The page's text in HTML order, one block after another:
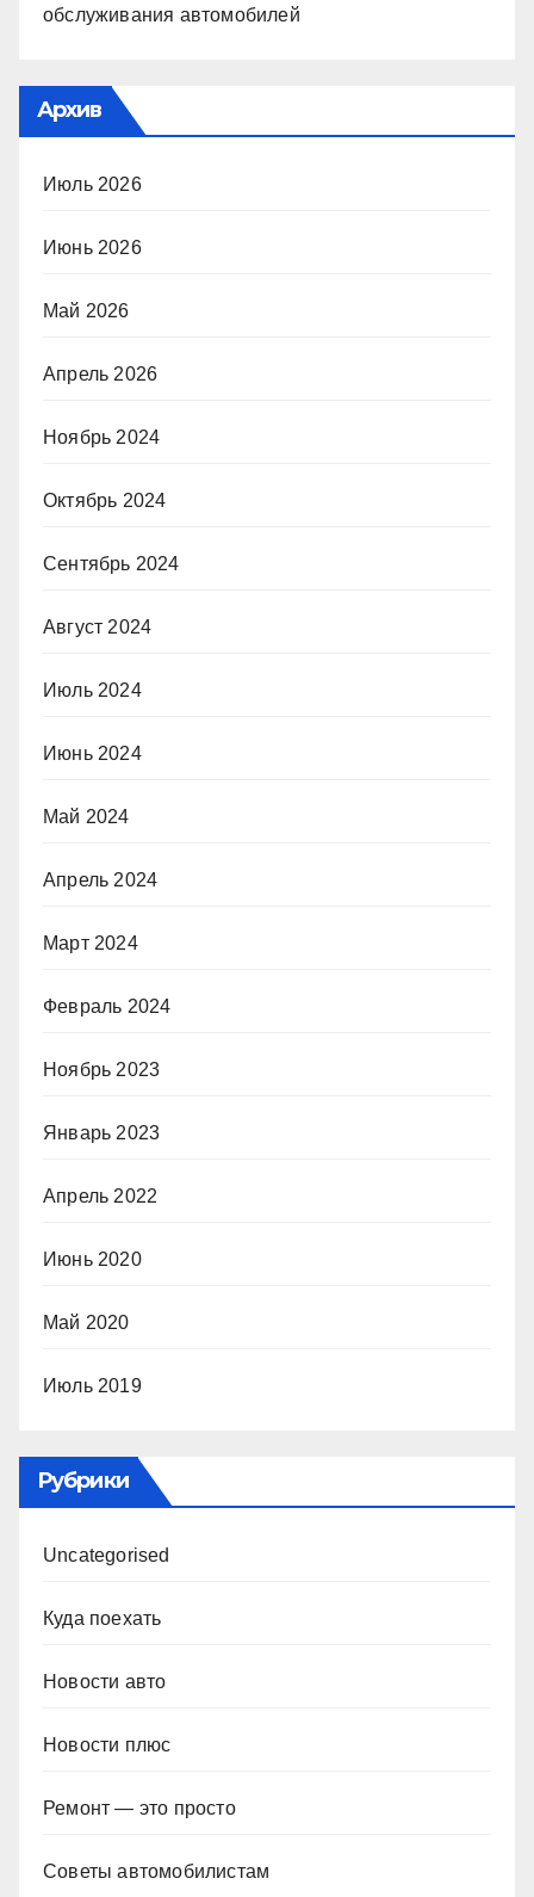
обслуживания автомобилей
Архив
Июль 2026
Июнь 2026
Май 2026
Апрель 2026
Ноябрь 2024
Октябрь 2024
Сентябрь 2024
Август 2024
Июль 2024
Июнь 2024
Май 2024
Апрель 2024
Март 2024
Февраль 2024
Ноябрь 2023
Январь 2023
Апрель 2022
Июнь 2020
Май 2020
Июль 2019
Рубрики
Uncategorised
Куда поехать
Новости авто
Новости плюс
Ремонт — это просто
Советы автомобилистам